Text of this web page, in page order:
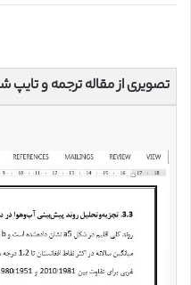
تصویری از مقاله ترجمه و تایپ